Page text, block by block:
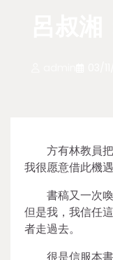
方有林教員
我很愿意借此機
書稿又一次
但是我，我信任
者走過去。